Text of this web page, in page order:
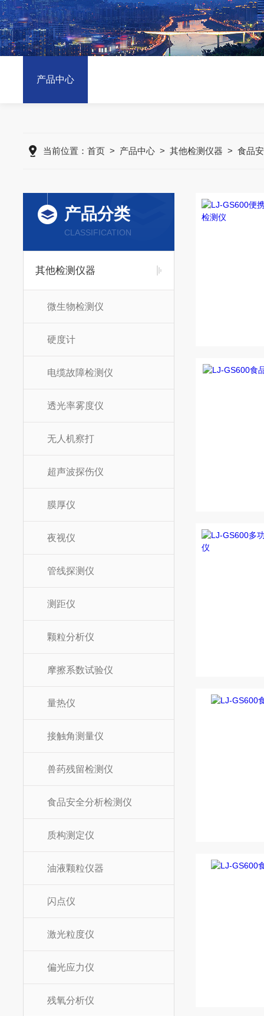
产品中心
当前位置： 首页 > 产品中心 > 其他检测仪器 > 食品
产品分类
CLASSIFICATION
其他检测仪器
微生物检测仪
硬度计
电缆故障检测仪
透光率雾度仪
无人机察打
超声波探伤仪
膜厚仪
夜视仪
管线探测仪
测距仪
颗粒分析仪
摩擦系数试验仪
量热仪
接触角测量仪
兽药残留检测仪
食品安全分析检测仪
质构测定仪
油液颗粒仪器
闪点仪
激光粒度仪
偏光应力仪
残氧分析仪